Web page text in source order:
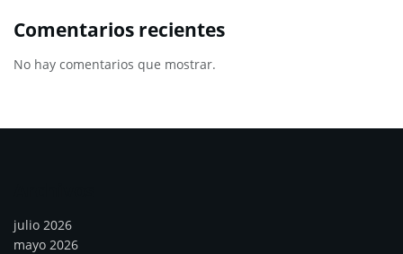
Comentarios recientes
No hay comentarios que mostrar.
julio 2026
mayo 2026